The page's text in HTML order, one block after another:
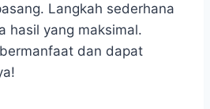
Langkah sederhana
hasil yang maksimal.
dan dapat